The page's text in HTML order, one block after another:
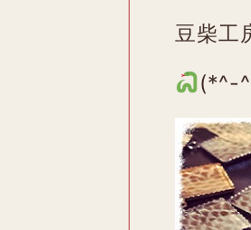
豆柴工
(*^-